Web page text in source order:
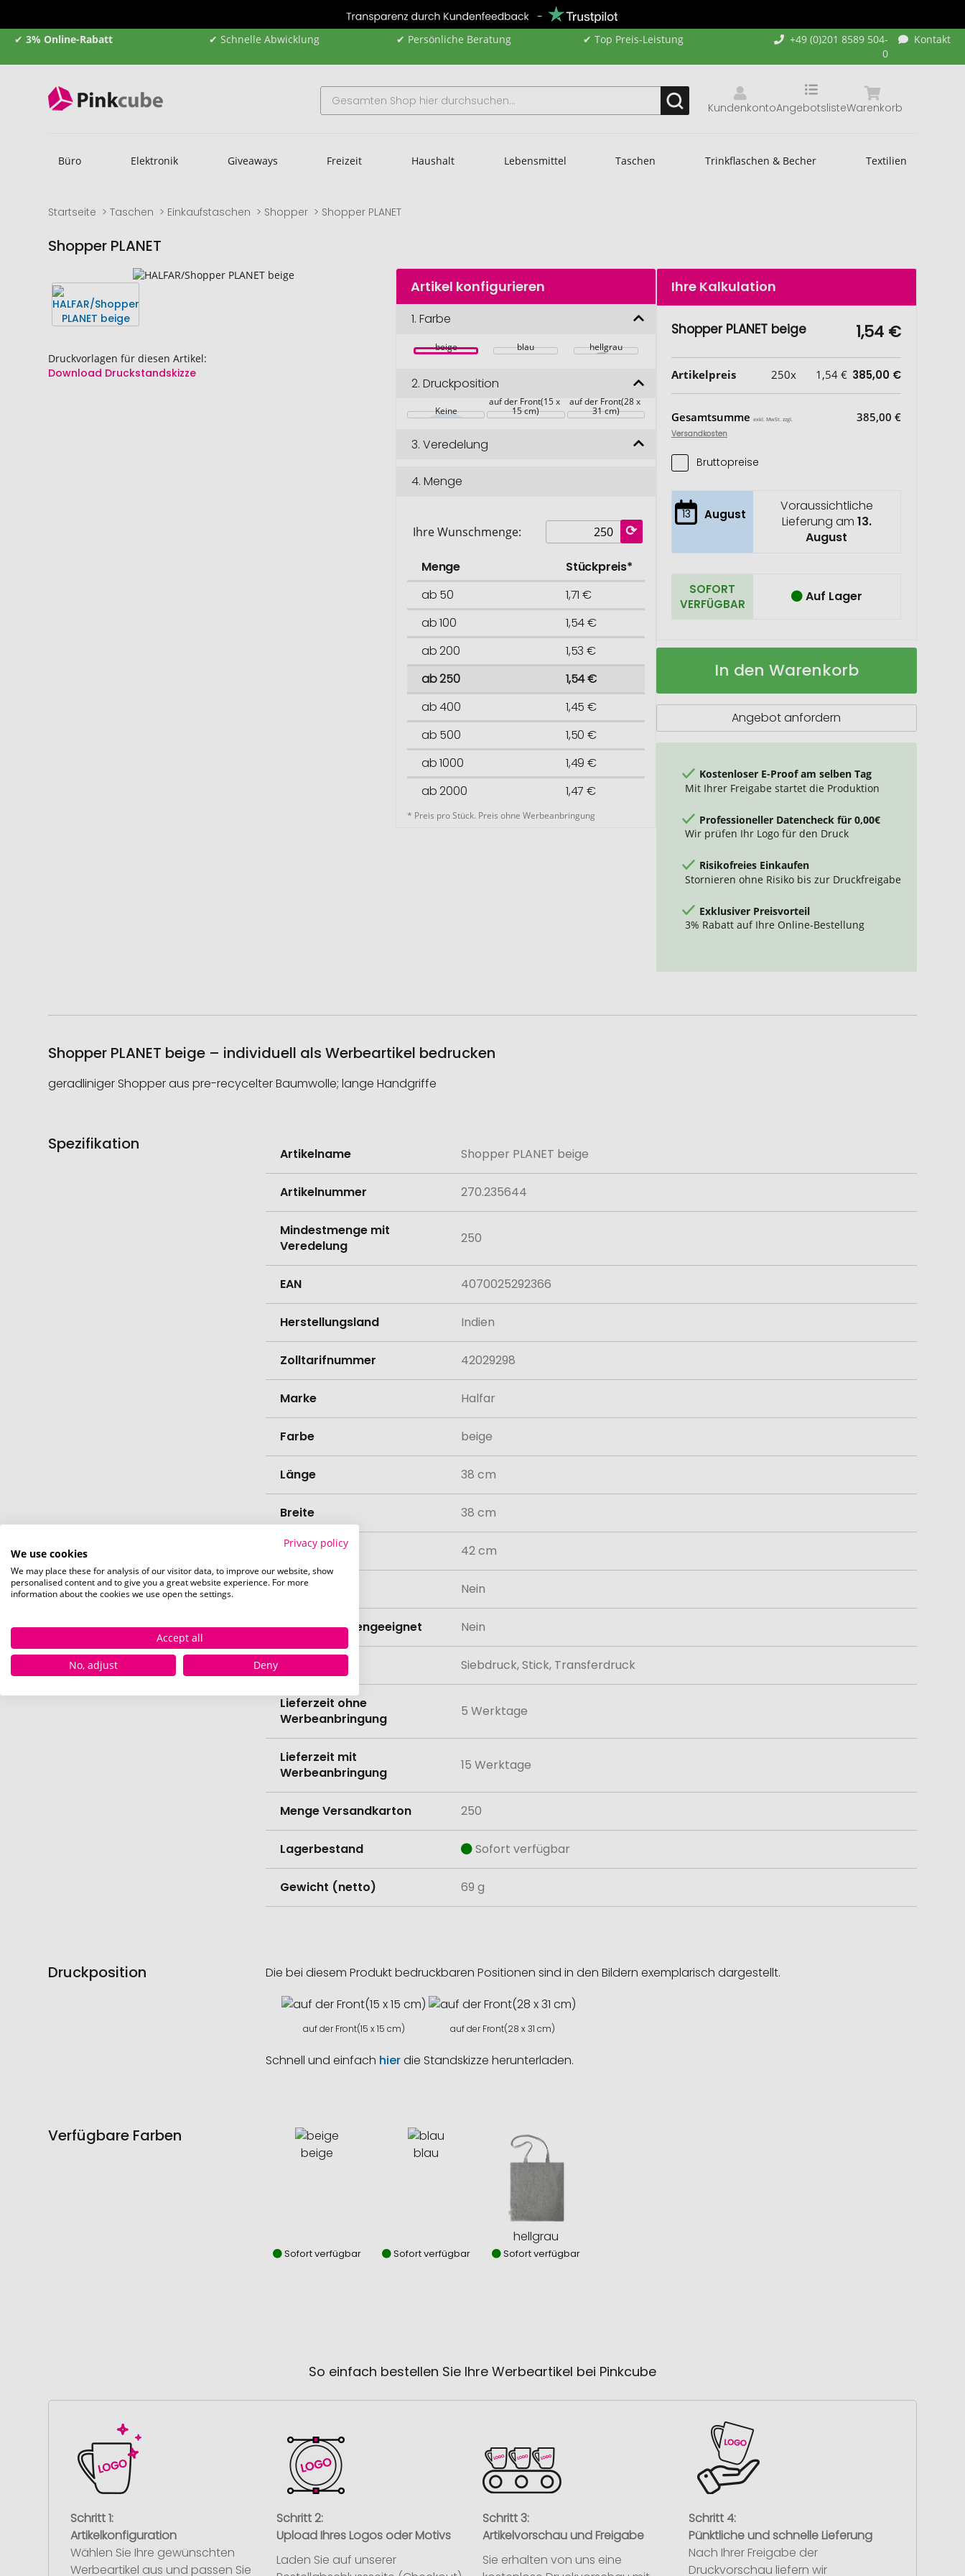
✔ 3% Online-Rabatt ✔ Schnelle Abwicklung ✔ Persönliche Beratung ✔ Top Preis-Leistung
+49 (0)201 8589 504-
0
Kontakt
Kundenkonto Warenkorb
Angebotsliste
Büro Elektronik Giveaways Freizeit Haushalt Lebensmittel Taschen Trinkflaschen & Becher Textilien
Startseite Taschen Einkaufstaschen Shopper Shopper PLANET
Shopper PLANET
Ende
der
Bildgalerie
Druckvorlagen für diesen Artikel:
Download Druckstandskizze
Anfang
der
Bildgalerie
Artikel konfigurieren
1.Farbe
beige blau hellgrau
2.Druckposition
Keine
auf der Front(15 x
15 cm)
auf der Front(28 x
31 cm)
3.Veredelung
4.Menge
Ihre Wunschmenge:
Menge
Stückpreis*
ab 50
1,71 €
ab 100
1,54 €
ab 200
1,53 €
ab 250
1,54 €
ab 400
1,45 €
ab 500
1,50 €
ab 1000
1,49 €
ab 2000
1,47 €
* Preis pro Stück. Preis ohne Werbeanbringung
Ihre Kalkulation
Shopper PLANET beige 1,54 €
Artikelpreis 250x 1,54 € 385,00 €
Gesamtsumme exkl. MwSt. zzgl.
Versandkosten
385,00 €
Bruttopreise
13 August
Voraussichtliche
Lieferung am 13.
August
SOFORT
VERFÜGBAR
Auf Lager
Shopper
Auf
In den Warenkorb
Angebot anfordern
Kostenloser E-Proof am selben Tag
Mit Ihrer Freigabe startet die Produktion
Professioneller Datencheck für 0,00€
Wir prüfen Ihr Logo für den Druck
Risikofreies Einkaufen
Stornieren ohne Risiko bis zur Druckfreigabe
Exklusiver Preisvorteil
3% Rabatt auf Ihre Online-Bestellung
Shopper PLANET beige – individuell als Werbeartikel bedrucken
geradliniger Shopper aus pre-recycelter Baumwolle; lange Handgriffe
Spezifikation
Informationen
Artikelname Shopper PLANET beige
Artikelnummer 270.235644
Mindestmenge mit
Veredelung
250
EAN 4070025292366
Herstellungsland Indien
Zolltarifnummer 42029298
Marke Halfar
Farbe beige
Länge 38 cm
Breite 38 cm
Höhe 42 cm
Bio-Produkt Nein
Spülmaschinengeeignet Nein
Siebdruck, Stick, Transferdruck
Lieferzeit ohne
Werbeanbringung
5 Werktage
Lieferzeit mit
Werbeanbringung
15 Werktage
Menge Versandkarton 250
Lagerbestand Sofort verfügbar
Gewicht (netto) 69 g
Druckposition Die bei diesem Produkt bedruckbaren Positionen sind in den Bildern exemplarisch dargestellt.
auf der Front(15 x 15 cm) auf der Front(28 x 31 cm)
Schnell und einfach hierdie Standskizze herunterladen.
Verfügbare Farben
beige
Sofort verfügbar
blau
Sofort verfügbar
hellgrau
Sofort verfügbar
So einfach bestellen Sie Ihre Werbeartikel bei Pinkcube
Schritt 1:
Artikelkonfiguration
Wählen Sie Ihre gewünschten
Werbeartikel aus und passen Sie
Schritt 2:
Upload Ihres Logos oder Motivs
Laden Sie auf unserer
Schritt 3:
Artikelvorschau und Freigabe
Sie erhalten von uns eine
Schritt 4:
Pünktliche und schnelle Lieferung
Nach Ihrer Freigabe der
Druckvorschau liefern wir
Privacy policy
We use cookies
We may place these for analysis of our visitor data, to improve our website, show
personalised content and to give you a great website experience. For more
information about the cookies we use open the settings.
Accept all
No, adjust
Deny